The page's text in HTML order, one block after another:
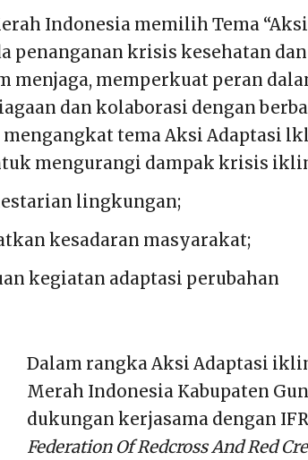
Indonesia memilih Tema
krisis kesehatan
memperkuat peran
dan kolaborasi dengan
tema Aksi Adaptasi
mengurangi dampak krisis
lingkungan;
kesadaran masyarakat;
kegiatan adaptasi perubahan
Dalam rangka Aksi Adaptasi
Merah Indonesia Kabupaten
dukungan kerjasama dengan
Federation Of Redcross And Red